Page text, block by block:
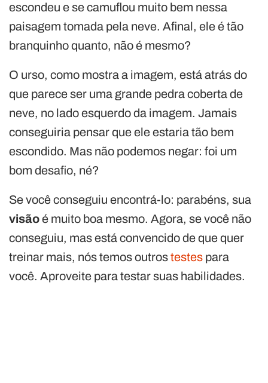
escondeu e se camuflou muito bem nessa
paisagem tomada pela neve. Afinal, ele é tão
branquinho quanto, não é mesmo?
O urso, como mostra a imagem, está atrás do
que parece ser uma grande pedra coberta de
neve, no lado esquerdo da imagem. Jamais
conseguiria pensar que ele estaria tão bem
escondido. Mas não podemos negar: foi um
bom desafio, né?
Se você conseguiu encontrá-lo: parabéns, sua
visãoé muito boa mesmo. Agora, se você não
conseguiu, mas está convencido de que quer
treinar mais, nós temos outrostestes para
você. Aproveite para testar suas habilidades.